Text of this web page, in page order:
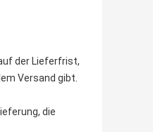
der Lieferfrist,
Versand gibt.
die